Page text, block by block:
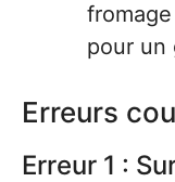
pour un
Erreurs
Erreur 1 :